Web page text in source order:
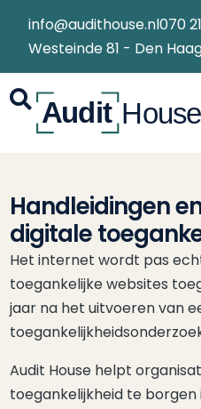
info@audithouse.nl070
Westeinde 81 - Den
Handleidingen
digitale
Het internet wordt pas
toegankelijke websites
jaar na het uitvoeren van
Audit House helpt
toegankelijkheid te borgen